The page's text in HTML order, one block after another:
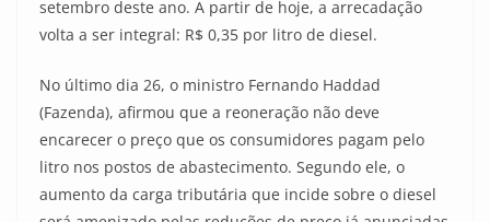
setembro deste ano. A partir de hoje, a arrecadação
volta a ser integral: R$ 0,35 por litro de diesel.
No último dia 26, o ministro Fernando Haddad
(Fazenda), afirmou que a reoneração não deve
encarecer o preço que os consumidores pagam pelo
litro nos postos de abastecimento. Segundo ele, o
aumento da carga tributária que incide sobre o diesel